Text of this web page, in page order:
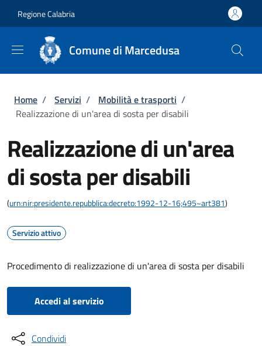
Regione Calabria
Comune di Marcedusa
Briciole di pane
Home / Servizi / Mobilità e trasporti /
Realizzazione di un'area di sosta per disabili
Realizzazione di un'area
di sosta per disabili
(urn:nir:presidente.repubblica:decreto:1992-12-16;495~art381)
Servizio attivo
Procedimento di realizzazione di un'area di sosta per disabili
Accedi al servizio
Condividi